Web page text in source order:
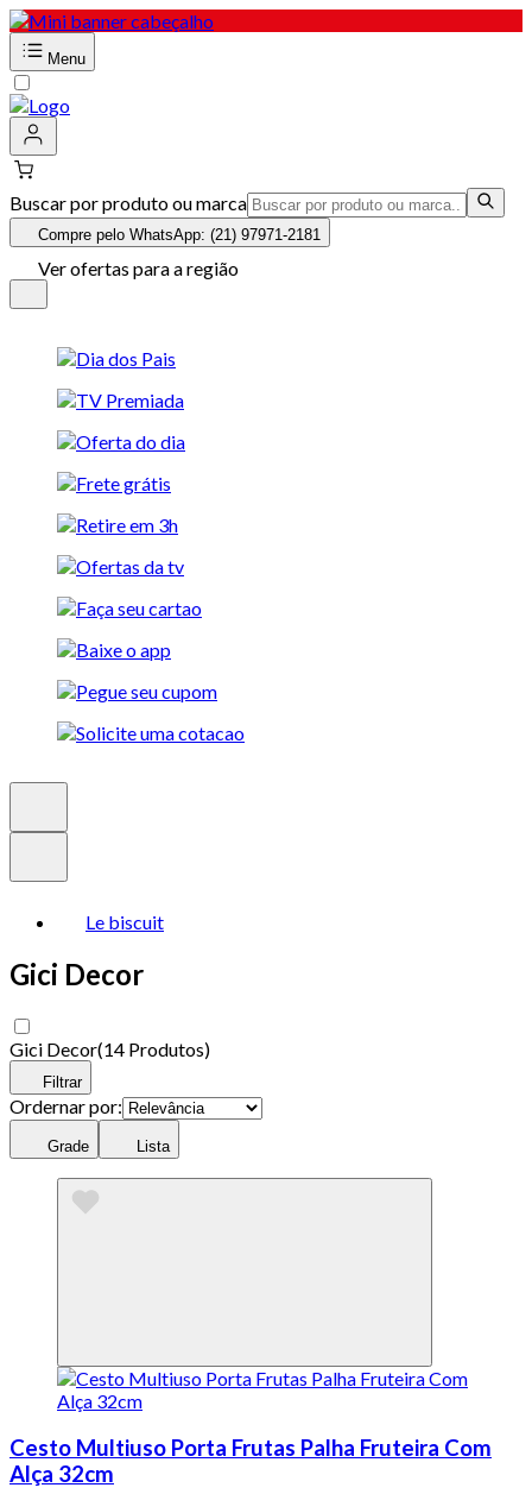
Menu
Buscar por produto ou marca
Compre pelo WhatsApp: (21) 97971-2181
Ver ofertas para a região
Le biscuit
Gici Decor
Gici Decor(14 Produtos)
Filtrar
Ordernar por:
Grade Lista
Cesto Multiuso Porta Frutas Palha Fruteira Com
Alça 32cm